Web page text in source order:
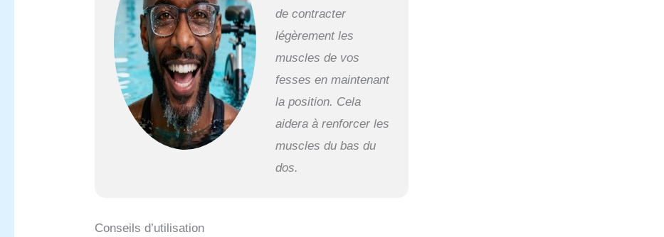
de contracter
légèrement les
muscles de vos
fesses en maintenant
la position. Cela
aidera à renforcer les
muscles du bas du
dos.
Conseils d’utilisation